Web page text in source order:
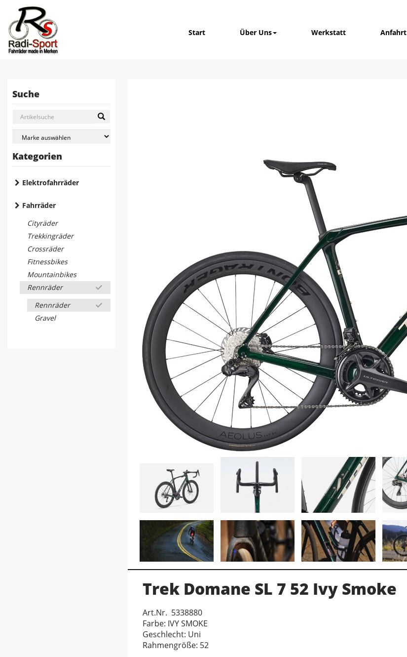
Start Über Uns Werkstatt Anfahrt
Suche
Kategorien
Elektrofahrräder
Fahrräder
Cityräder
Trekkingräder
Crossräder
Fitnessbikes
Mountainbikes
Rennräder
Rennräder
Gravel
Trek Domane SL 7 52 Ivy Smoke
Art.Nr. 5338880
Farbe: IVY SMOKE
Geschlecht: Uni
Rahmengröße: 52